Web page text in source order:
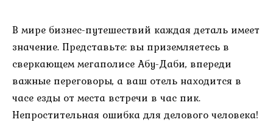
В мире бизнес-путешествий каждая деталь имеет
значение. Представьте: вы приземляетесь в
сверкающем мегаполисе Абу-Даби, впереди
важные переговоры, а ваш отель находится в
часе езды от места встречи в час пик.
Непростительная ошибка для делового человека!